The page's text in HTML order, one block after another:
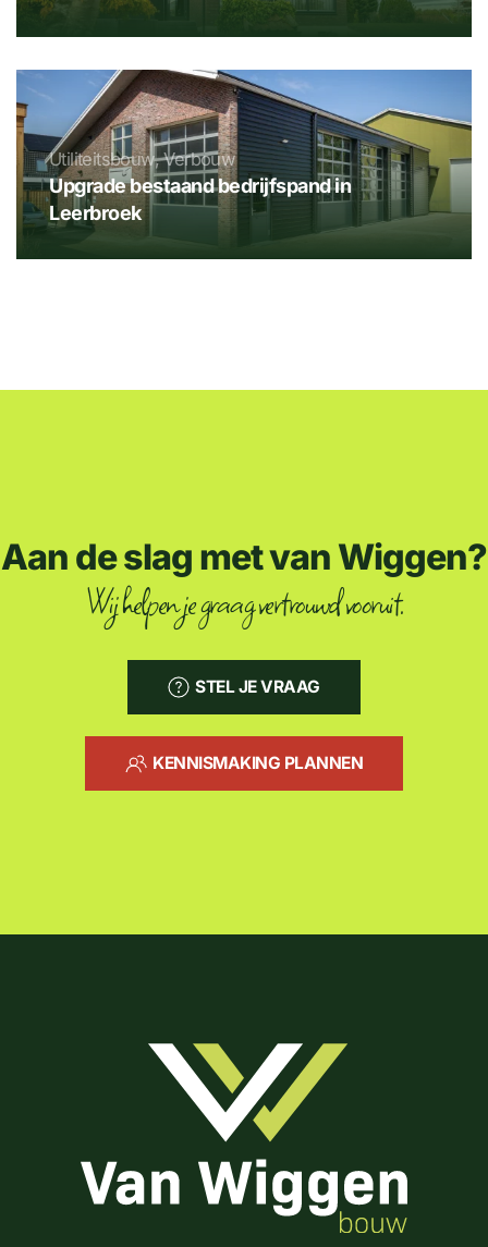
Utiliteitsbouw, Verbouw
Upgrade bestaand bedrijfspand in
Leerbroek
Aan de slag met van Wiggen?
Wij helpen je graag vertrouwd vooruit.
STEL JE VRAAG
KENNISMAKING PLANNEN